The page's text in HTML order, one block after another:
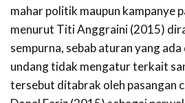
mahar politik maupun kampanye
menurut Titi Anggraini (2015)
sempurna, sebab aturan yang
undang tidak mengatur terkait
tersebut ditabrak oleh pasangan